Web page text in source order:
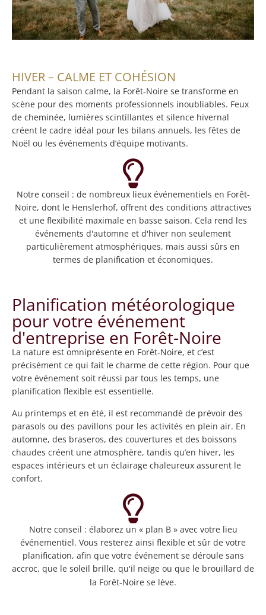
HIVER – CALME ET COHÉSION
Pendant la saison calme, la Forêt-Noire se transforme en
scène pour des moments professionnels inoubliables. Feux
de cheminée, lumières scintillantes et silence hivernal
créent le cadre idéal pour les bilans annuels, les fêtes de
Noël ou les événements d’équipe motivants.
Notre conseil : de nombreux lieux événementiels en Forêt-
Noire, dont le Henslerhof, offrent des conditions attractives
et une flexibilité maximale en basse saison. Cela rend les
événements d'automne et d'hiver non seulement
particulièrement atmosphériques, mais aussi sûrs en
termes de planification et économiques.
Planification météorologique
pour votre événement
d'entreprise en Forêt-Noire
La nature est omniprésente en Forêt-Noire, et c’est
précisément ce qui fait le charme de cette région. Pour que
votre événement soit réussi par tous les temps, une
planification flexible est essentielle.
Au printemps et en été, il est recommandé de prévoir des
parasols ou des pavillons pour les activités en plein air. En
automne, des braseros, des couvertures et des boissons
chaudes créent une atmosphère, tandis qu’en hiver, les
espaces intérieurs et un éclairage chaleureux assurent le
confort.
Notre conseil : élaborez un « plan B » avec votre lieu
événementiel. Vous resterez ainsi flexible et sûr de votre
planification, afin que votre événement se déroule sans
accroc, que le soleil brille, qu'il neige ou que le brouillard de
la Forêt-Noire se lève.